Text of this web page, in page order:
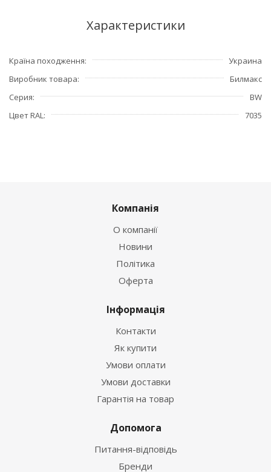
Характеристики
Країна походження
Украина
Виробник товара
Билмакс
Серия
BW
Цвет RAL
7035
Компанія
О компанії
Новини
Політика
Оферта
Інформація
Контакти
Як купити
Умови оплати
Умови доставки
Гарантія на товар
Допомога
Питання-відповідь
Бренди